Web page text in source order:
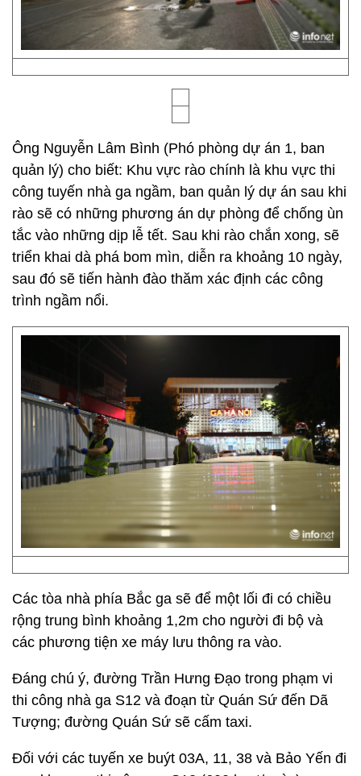
Ông Nguyễn Lâm Bình (Phó phòng dự án 1, ban
quản lý) cho biết: Khu vực rào chính là khu vực thi
công tuyến nhà ga ngầm, ban quản lý dự án sau khi
rào sẽ có những phương án dự phòng để chống ùn
tắc vào những dịp lễ tết. Sau khi rào chắn xong, sẽ
triển khai dà phá bom mìn, diễn ra khoảng 10 ngày,
sau đó sẽ tiến hành đào thăm xác định các công
trình ngầm nổi.
Các tòa nhà phía Bắc ga sẽ để một lối đi có chiều
rộng trung bình khoảng 1,2m cho người đi bộ và
các phương tiện xe máy lưu thông ra vào.
Đáng chú ý, đường Trần Hưng Đạo trong phạm vi
thi công nhà ga S12 và đoạn từ Quán Sứ đến Dã
Tượng; đường Quán Sứ sẽ cấm taxi.
Đối với các tuyến xe buýt 03A, 11, 38 và Bảo Yến đi